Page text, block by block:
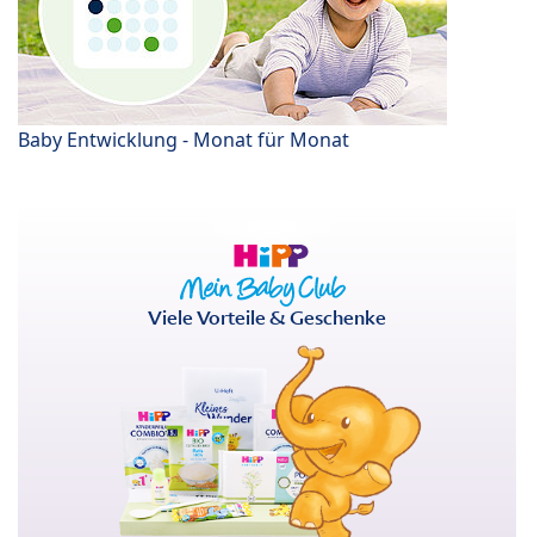
Baby Entwicklung - Monat für Monat
Viele Vorteile & Geschenke